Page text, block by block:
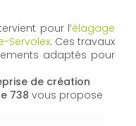
pour l’élagage
Servolex. Ces travaux
adaptés pour
de création
738 vous propose